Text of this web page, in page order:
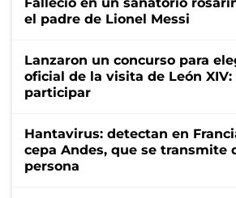
el padre de Lionel Messi
Lanzaron un concurso para
oficial de la visita de León XIV:
participar
Hantavirus: detectan en
cepa Andes, que se transmite
persona